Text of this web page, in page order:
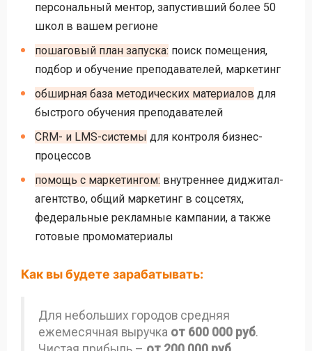
персональный ментор, запустивший более 50
школ в вашем регионе
пошаговый план запуска: поиск помещения,
подбор и обучение преподавателей, маркетинг
обширная база методических материалов для
быстрого обучения преподавателей
CRM- и LMS-системы для контроля бизнес-
процессов
помощь с маркетингом: внутреннее диджитал-
агентство, общий маркетинг в соцсетях,
федеральные рекламные кампании, а также
готовые промоматериалы
Как вы будете зарабатывать:
Для небольших городов средняя
ежемесячная выручка от 600 000 руб.